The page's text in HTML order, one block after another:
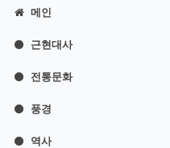
메인
근현대사
전통문화
풍경
역사